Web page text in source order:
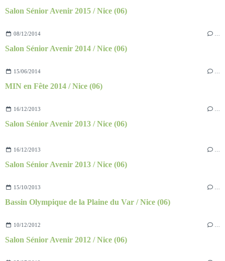
Salon Sénior Avenir 2015 / Nice (06)
08/12/2014
Salon Sénior Avenir 2014 / Nice (06)
15/06/2014
MIN en Fête 2014 / Nice (06)
16/12/2013
Salon Sénior Avenir 2013 / Nice (06)
16/12/2013
Salon Sénior Avenir 2013 / Nice (06)
15/10/2013
Bassin Olympique de la Plaine du Var / Nice (06)
10/12/2012
Salon Sénior Avenir 2012 / Nice (06)